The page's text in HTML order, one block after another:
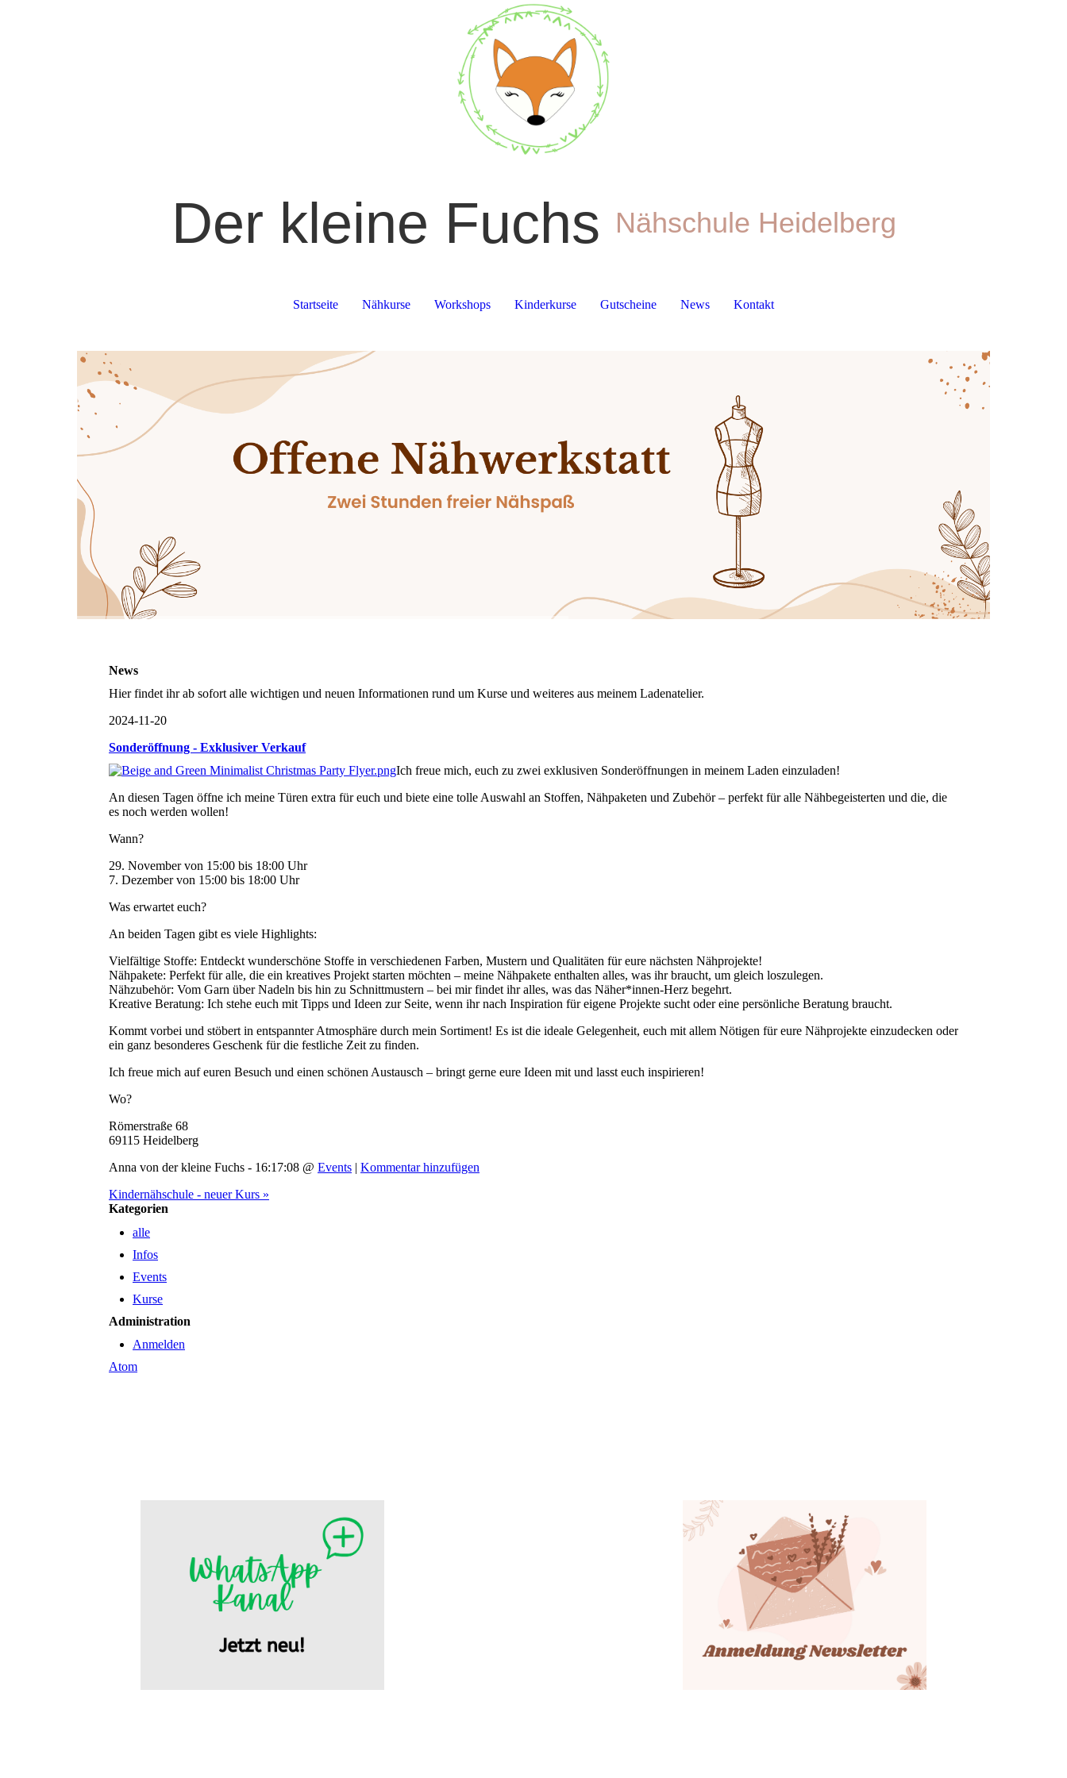
Der kleine Fuchs Nähschule Heidelberg
Startseite Nähkurse Workshops Kinderkurse Gutscheine News Kontakt
News
Hier findet ihr ab sofort alle wichtigen und neuen Informationen rund um Kurse und weiteres aus meinem Ladenatelier.
2024-11-20
Sonderöffnung - Exklusiver Verkauf
Ich freue mich, euch zu zwei exklusiven Sonderöffnungen in meinem Laden einzuladen!
An diesen Tagen öffne ich meine Türen extra für euch und biete eine tolle Auswahl an Stoffen, Nähpaketen und Zubehör – perfekt für alle Nähbegeisterten und die, die
es noch werden wollen!
Wann?
29. November von 15:00 bis 18:00 Uhr
7. Dezember von 15:00 bis 18:00 Uhr
Was erwartet euch?
An beiden Tagen gibt es viele Highlights:
Vielfältige Stoffe: Entdeckt wunderschöne Stoffe in verschiedenen Farben, Mustern und Qualitäten für eure nächsten Nähprojekte!
Nähpakete: Perfekt für alle, die ein kreatives Projekt starten möchten – meine Nähpakete enthalten alles, was ihr braucht, um gleich loszulegen.
Nähzubehör: Vom Garn über Nadeln bis hin zu Schnittmustern – bei mir findet ihr alles, was das Näher*innen-Herz begehrt.
Kreative Beratung: Ich stehe euch mit Tipps und Ideen zur Seite, wenn ihr nach Inspiration für eigene Projekte sucht oder eine persönliche Beratung braucht.
Kommt vorbei und stöbert in entspannter Atmosphäre durch mein Sortiment! Es ist die ideale Gelegenheit, euch mit allem Nötigen für eure Nähprojekte einzudecken oder
ein ganz besonderes Geschenk für die festliche Zeit zu finden.
Ich freue mich auf euren Besuch und einen schönen Austausch – bringt gerne eure Ideen mit und lasst euch inspirieren!
Wo?
Römerstraße 68
69115 Heidelberg
Anna von der kleine Fuchs - 16:17:08 @ Events | Kommentar hinzufügen
Kindernähschule - neuer Kurs »
Kategorien
alle
Infos
Events
Kurse
Administration
Anmelden
Atom